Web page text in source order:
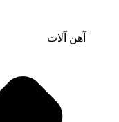
آهن آلات